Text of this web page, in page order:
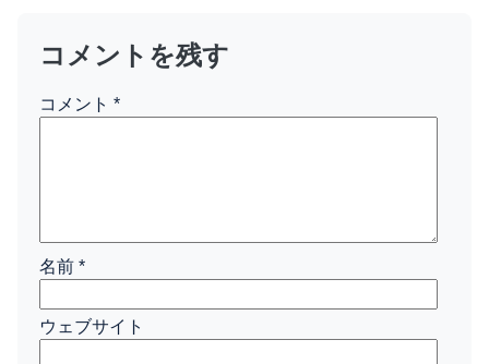
コメントを残す
コメント *
名前 *
ウェブサイト